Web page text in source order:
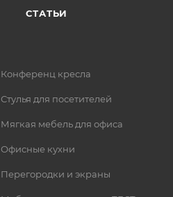
СТАТЬИ
Конференц кресла
Стулья для посетителей
Мягкая мебель для офиса
Офисные кухни
Перегородки и экраны